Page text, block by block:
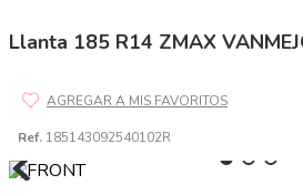
Llanta 185 R14 ZMAX
Ref. 185143092540102R